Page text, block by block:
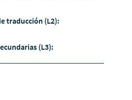
traducción (L2):
(L3):